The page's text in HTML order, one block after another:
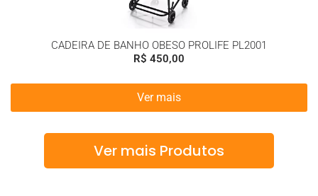
CADEIRA DE BANHO OBESO PROLIFE PL2001
R$ 450,00
Ver mais
Ver mais Produtos